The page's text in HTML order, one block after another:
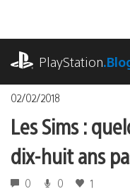
contenu
PlayStation
02/02/2018
Les Sims :
dix-huit ans
0 0 1